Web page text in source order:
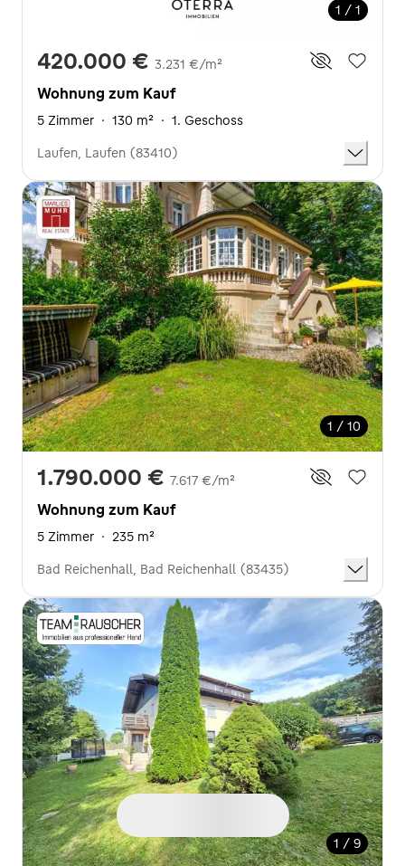
1 / 1
420.000 € 3.231 €/m²
Wohnung zum Kauf
5 Zimmer · 130 m² · 1. Geschoss
Laufen, Laufen (83410)
1 / 10
1.790.000 € 7.617 €/m²
Wohnung zum Kauf
5 Zimmer · 235 m²
Bad Reichenhall, Bad Reichenhall (83435)
1 / 9